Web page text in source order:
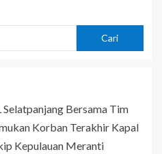
Cari
Bersama Tim
Korban Terakhir Kapal
Kepulauan Meranti